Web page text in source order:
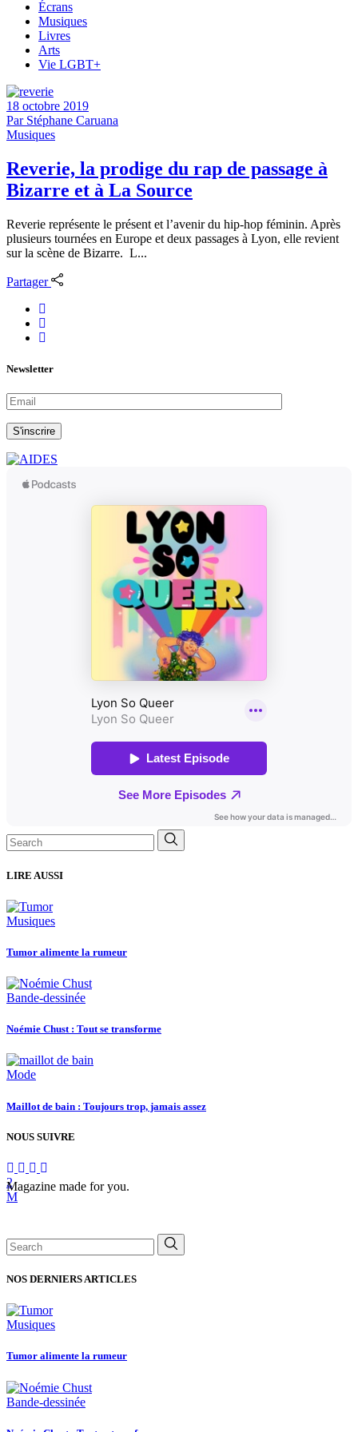
Écrans
Musiques
Livres
Arts
Vie LGBT+
18 octobre 2019
Par Stéphane Caruana
Musiques
Reverie, la prodige du rap de passage à
Bizarre et à La Source
Reverie représente le présent et l’avenir du hip-hop féminin. Après
plusieurs tournées en Europe et deux passages à Lyon, elle revient
sur la scène de Bizarre. L...
Partager
Newsletter
S'inscrire
Search
for:
LIRE AUSSI
Musiques
Tumor alimente la rumeur
Bande-dessinée
Noémie Chust : Tout se transforme
Mode
Maillot de bain : Toujours trop, jamais assez
NOUS SUIVRE
Magazine made for you.
Search
for:
NOS DERNIERS ARTICLES
Musiques
Tumor alimente la rumeur
Bande-dessinée